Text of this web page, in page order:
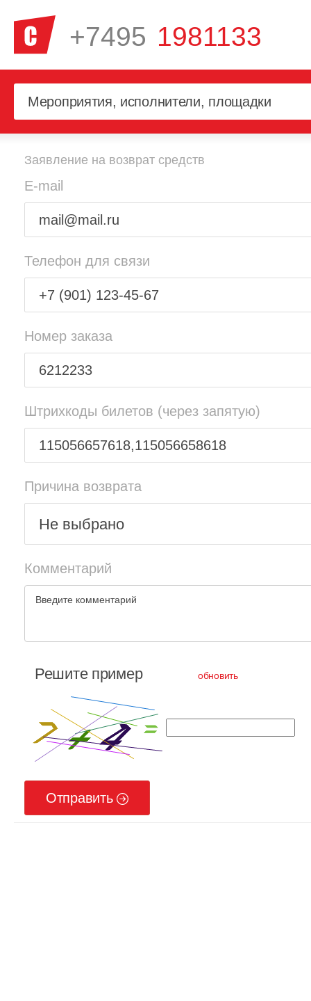
+7495 1981133
Заявление на возврат средств
E-mail
Телефон для связи
Номер заказа
Штрихкоды билетов (через запятую)
Причина возврата
Не выбрано
Комментарий
Решите пример обновить
Отправить